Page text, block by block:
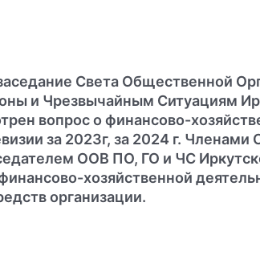
Света Общественной
и Чрезвычайным Ситуациям
вопрос о финансово-
за 2023г, за 2024 г. Членами
ООВ ПО, ГО и ЧС
хозяйственной
организации.